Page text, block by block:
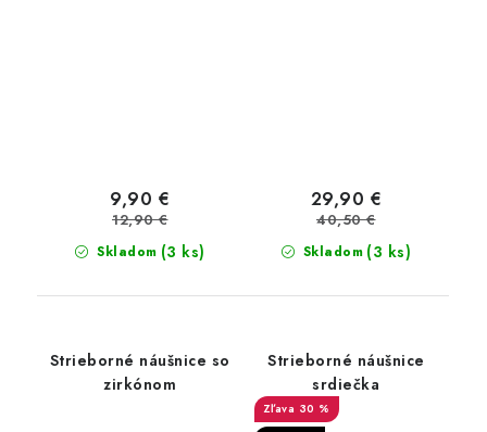
Skladom (3 ks)
9,90 €
12,90 €
Skladom (3 ks)
29,90 €
40,50 €
Strieborné náušnice so
zirkónom
Strieborné náušnice
srdiečka
30 %